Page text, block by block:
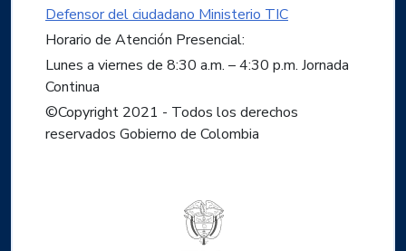
Defensor del ciudadano Ministerio TIC
Horario de Atención Presencial:
Lunes a viernes de 8:30 a.m. – 4:30 p.m. Jornada
Continua
©Copyright 2021 - Todos los derechos
reservados Gobierno de Colombia